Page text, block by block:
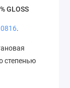
GLOSS
.
степенью